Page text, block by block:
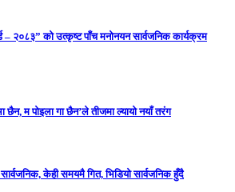
– २०८३” को उत्कृष्ट पाँच मनोनयन सार्वजनिक कार्यक्रम
छैन, म पोइला गा छैन’ले तीजमा ल्यायो नयाँ तरंग
केही समयमै गित, भिडियो सार्वजनिक हुँदै